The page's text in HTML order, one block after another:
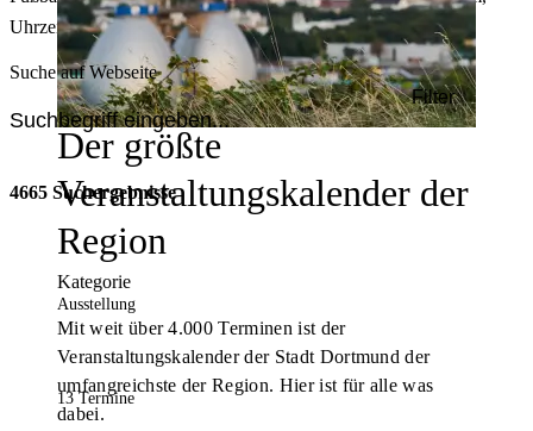
Der größte
Veranstaltungskalender der
Region
Mit weit über 4.000 Terminen ist der
Veranstaltungskalender der Stadt Dortmund der
umfangreichste der Region. Hier ist für alle was
dabei.
Uhrzeit, Ort oder Art der Veranstaltung auswählen. Viel Spaß!
Suche auf Webseite
Filter
4665 Suchergebnisse
Kategorie
Ausstellung
13 Termine